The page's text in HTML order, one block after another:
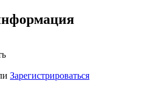
Зарегистрироваться